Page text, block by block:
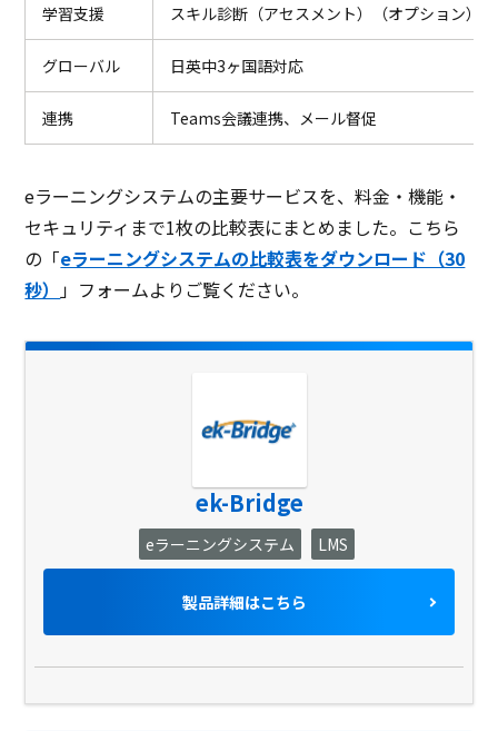
学習支援 スキル診断（アセスメント）（オプション）
グローバル 日英中3ヶ国語対応
連携 Teams会議連携、メール督促
eラーニングシステムの主要サービスを、料金・機能・
セキュリティまで1枚の比較表にまとめました。こちら
の「eラーニングシステムの比較表をダウンロード（30
秒）
」フォームよりご覧ください。
ek-Bridge
eラーニングシステム LMS
製品詳細はこちら